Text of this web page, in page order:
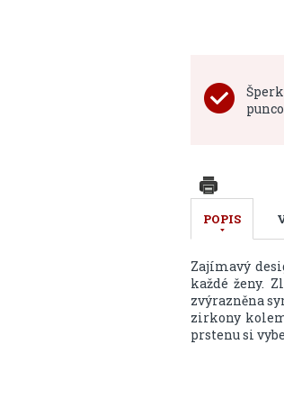
Šperk
POPIS
Zajímavý
každé ženy.
zvýrazněna
zirkony
prstenu si